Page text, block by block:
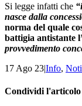
Si legge infatti che
nasce dalla
norma del quale
battigia antistante
provvedimento
17 Ago 23|Info,
Condividi l'articolo